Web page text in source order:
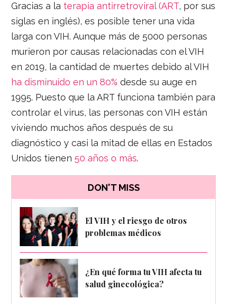
Gracias a la terapia antirretroviral (ART, por sus
siglas en inglés), es posible tener una vida
larga con VIH. Aunque más de 5000 personas
murieron por causas relacionadas con el VIH
en 2019, la cantidad de muertes debido al VIH
ha disminuido en un 80% desde su auge en
1995. Puesto que la ART funciona también para
controlar el virus, las personas con VIH están
viviendo muchos años después de su
diagnóstico y casi la mitad de ellas en Estados
Unidos tienen 50 años o más.
DON'T MISS
El VIH y el riesgo de otros
problemas médicos
¿En qué forma tu VIH afecta tu
salud ginecológica?